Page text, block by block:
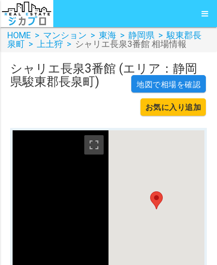
HOME > マンション > 東海 > 静岡県 >駿東郡長
泉町 > 上土狩 > シャリエ長泉3番館 相場情報
シャリエ長泉3番館 (エリア：静岡
県駿東郡長泉町)
地図で相場を確認
お気に入り追加